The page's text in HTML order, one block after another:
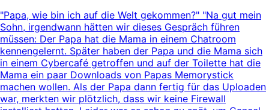
"Papa, wie bin ich auf die Welt gekommen?" "Na gut mein
Sohn, irgendwann hätten wir dieses Gespräch führen
müssen: Der Papa hat die Mama in einem Chatroom
kennengelernt. Später haben der Papa und die Mama sich
in einem Cybercafé getroffen und auf der Toilette hat die
Mama ein paar Downloads von Papas Memorystick
machen wollen. Als der Papa dann fertig für das Uploaden
war, merkten wir plötzlich, dass wir keine Firewall